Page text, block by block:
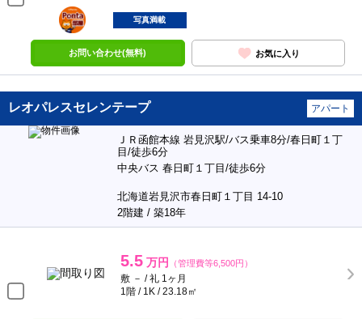
ポンタ
部屋
写真満載
お問い合わせ(無料) お気に入り
レオパレスセレンテープ アパート
ＪＲ函館本線 岩見沢駅/バス乗車8分/春日町１丁
目/徒歩6分
中央バス 春日町１丁目/徒歩6分
北海道岩見沢市春日町１丁目 14-10
2階建 / 築18年
5.5 万円 （管理費等6,500円）
敷 － / 礼 1ヶ月
1階 / 1K / 23.18㎡